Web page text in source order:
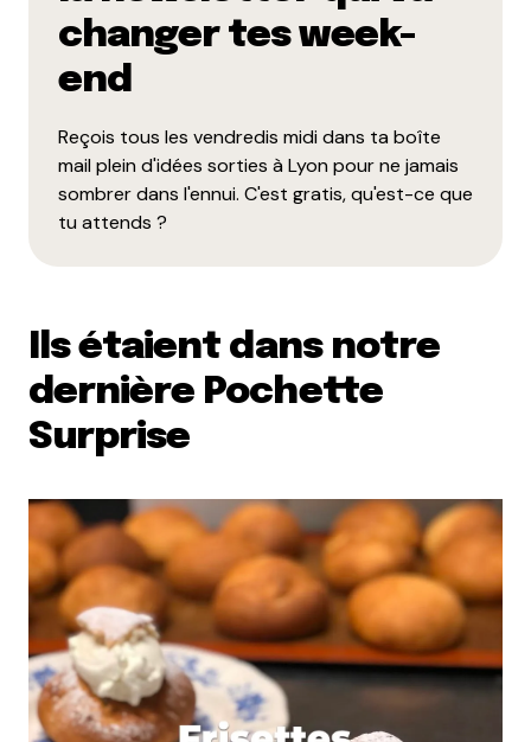
changer tes week-
end
Reçois tous les vendredis midi dans ta boîte
mail plein d'idées sorties à Lyon pour ne jamais
sombrer dans l'ennui. C'est gratis, qu'est-ce que
tu attends ?
Ils étaient dans notre
dernière Pochette
Surprise